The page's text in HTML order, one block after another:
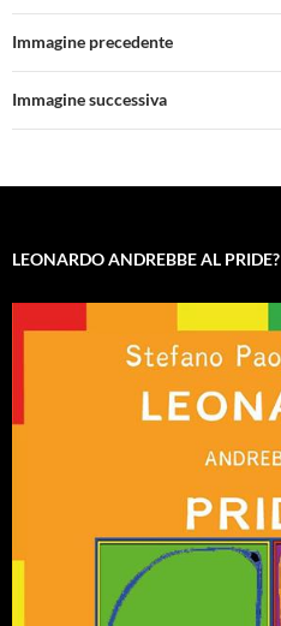
Immagine precedente
Immagine successiva
LEONARDO ANDREBBE AL PRIDE?